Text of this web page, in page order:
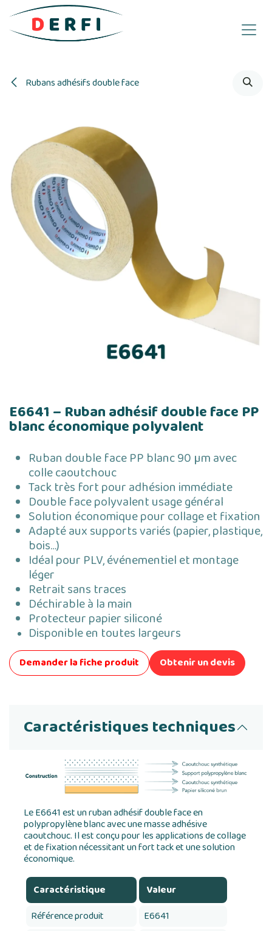
Se rendre au contenu
Rubans adhésifs double face
E6641 – Ruban adhésif double face PP
blanc économique polyvalent
Ruban double face PP blanc 90 µm avec
colle caoutchouc
Tack très fort pour adhésion immédiate
Double face polyvalent usage général
Solution économique pour collage et fixation
Adapté aux supports variés (papier, plastique,
bois…)
Idéal pour PLV, événementiel et montage
léger
Retrait sans traces
Déchirable à la main
Protecteur papier siliconé
Disponible en toutes largeurs
Demander la fiche produit Obtenir un devis
Caractéristiques techniques
Le E6641 est un ruban adhésif double face en
polypropylène blanc avec une masse adhésive
caoutchouc. Il est conçu pour les applications de collage
et de fixation nécessitant un fort tack et une solution
économique.
Caractéristique
Valeur
Référence produit
E6641